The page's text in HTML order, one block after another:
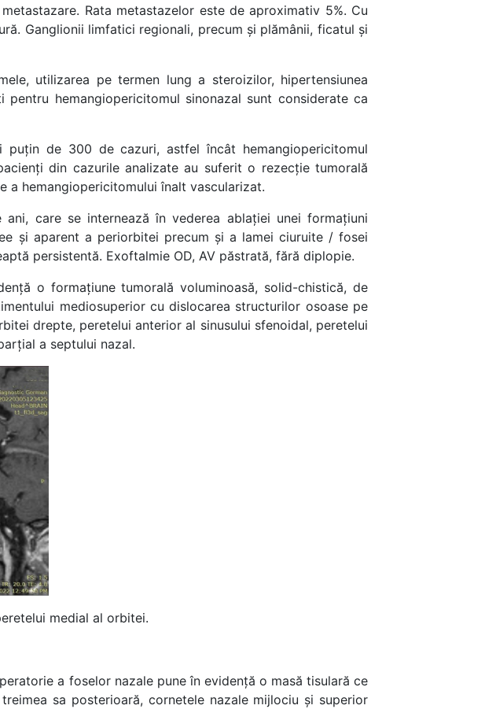
Rata metastazelor este de aproximativ 5%. Cu
Ganglionii limfatici regionali, precum și plămânii, ficatul și
utilizarea pe termen lung a steroizilor, hipertensiunea
hemangiopericitomul sinonazal sunt considerate ca
de 300 de cazuri, astfel încât hemangiopericitomul
din cazurile analizate au suferit o rezecție tumorală
hemangiopericitomului înalt vascularizat.
care se internează în vederea ablației unei formațiuni
și aparent a periorbitei precum și a lamei ciuruite / fosei
persistentă. Exoftalmie OD, AV păstrată, fără diplopie.
o formațiune tumorală voluminoasă, solid-chistică, de
mediosuperior cu dislocarea structurilor osoase pe
drepte, peretelui anterior al sinusului sfenoidal, peretelui
a septului nazal.
medial al orbitei.
a foselor nazale pune în evidență o masă tisulară ce
sa posterioară, cornetele nazale mijlociu și superior